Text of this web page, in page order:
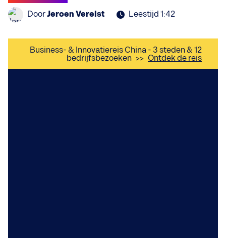
DoorJeroen Verelst Leestijd 1:42
Business- & Innovatiereis China - 3 steden & 12
bedrijfsbezoeken >> Ontdek de reis